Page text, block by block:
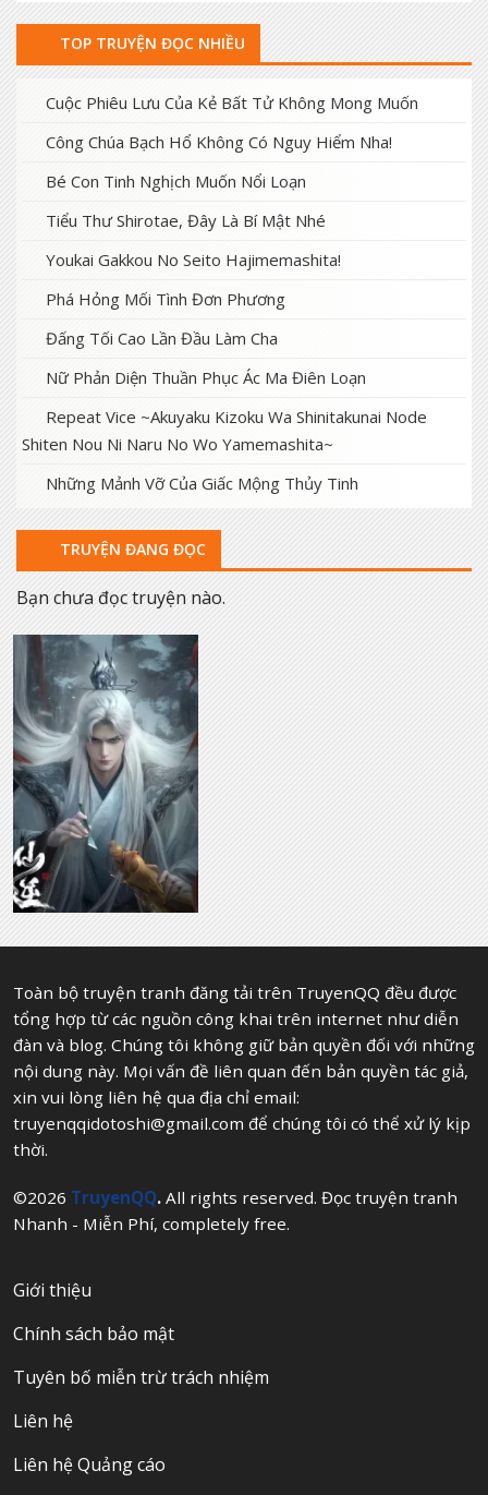
TOP TRUYỆN ĐỌC NHIỀU
Cuộc Phiêu Lưu Của Kẻ Bất Tử Không Mong Muốn
Công Chúa Bạch Hổ Không Có Nguy Hiểm Nha!
Bé Con Tinh Nghịch Muốn Nổi Loạn
Tiểu Thư Shirotae, Đây Là Bí Mật Nhé
Youkai Gakkou No Seito Hajimemashita!
Phá Hỏng Mối Tình Đơn Phương
Đấng Tối Cao Lần Đầu Làm Cha
Nữ Phản Diện Thuần Phục Ác Ma Điên Loạn
Repeat Vice ~Akuyaku Kizoku Wa Shinitakunai Node
Shiten Nou Ni Naru No Wo Yamemashita~
Những Mảnh Vỡ Của Giấc Mộng Thủy Tinh
TRUYỆN ĐANG ĐỌC
Bạn chưa đọc truyện nào.
Toàn bộ truyện tranh đăng tải trên TruyenQQ đều được
tổng hợp từ các nguồn công khai trên internet như diễn
đàn và blog. Chúng tôi không giữ bản quyền đối với những
nội dung này. Mọi vấn đề liên quan đến bản quyền tác giả,
xin vui lòng liên hệ qua địa chỉ email:
truyenqqidotoshi@gmail.com để chúng tôi có thể xử lý kịp
thời.
©2026 TruyenQQ. All rights reserved. Đọc truyện tranh
Nhanh - Miễn Phí, completely free.
Giới thiệu
Chính sách bảo mật
Tuyên bố miễn trừ trách nhiệm
Liên hệ
Liên hệ Quảng cáo